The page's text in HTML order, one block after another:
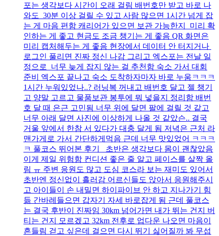
포는 생각보다 시간이 오래 걸림 배번호만 받고 바로 나
와도 30분 이상 걸릴 수 있고 사람 많으면 1시간 넘게 잡
는 게 마음 편함 캐리어가 있으면 보관 가능한지 미리 확
인하는 게 좋고 현금도 조금 챙기는 게 좋음 QR 화면은
미리 캡처해두는 게 좋음 현장에서 데이터 안 터지거나
로그인 풀리면 진짜 정신 나감 그리고 엑스포는 전날 일
정으로 너무 늦게 잡지 않는 걸 추천함 숙소 가서 대회
준비 엑스포 끝나고 숙소 도착하자마자 바로 누움ㅋㅋㅋ
1시간 누워있었나..? 러닝복 꺼내고 배번호 달고 젤 챙기
고 양말 고르고 물품보관 봉투에 뭐 넣을지 정리함 배번
호 달 때 은근 고민됨 너무 위에 달면 팔에 걸릴 것 같고
너무 아래 달면 사진에 이상하게 나올 것 같았슨.. 결국
거울 앞에서 한참 서 있다가 대충 달게 됨 저녁은 근처 라
맨가게로 가서 간단하게먹음 근데 너무 맛있었어 ㅋㅋㅋ
ㅋ 풀코스 뛰어본 후기 초반은 생각보다 몸이 괜찮았음
이게 제일 위험함 컨디션 좋은 줄 알고 페이스를 살짝 올
림 ㅠ 주변 응원도 많고 도심 코스라 보는 재미도 있어서
초반엔 정신없이 흘러감 어르신들도 앉아서 응원해주시
고 아이들이 손 내밀면 하이파이브 안 하고 지나가기 힘
듦 간바레들으면 갑자기 자세 바로잡게 됨 근데 풀코스
는 결국 후반이 진짜임 30km 넘어가면 내가 뛰는 건지 버
티는 건지 모르겠고 32km 전후로 업다운 나오면 마음이
흔들림 걷고 싶은데 걸으면 다시 뛰기 싫어질까 봐 무섭